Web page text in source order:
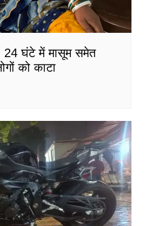
घंटे में मासूम समेत
को काटा